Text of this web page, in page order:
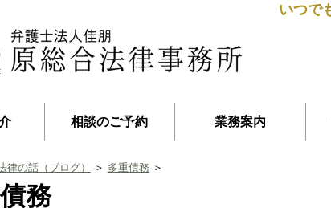
いつで
相談のご予約 業務案内
律の話（ブログ） ＞ 多重債務 ＞
務